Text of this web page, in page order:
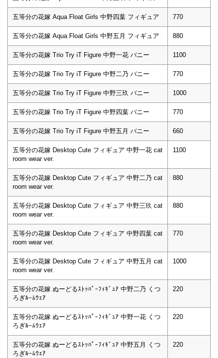
五等分の花嫁 Aqua Float Girls 中野四葉 フィギュア 770
五等分の花嫁 Aqua Float Girls 中野五月 フィギュア 880
五等分の花嫁 Trio Try iT Figure 中野一花 バニー 1100
五等分の花嫁 Trio Try iT Figure 中野二乃 バニー 770
五等分の花嫁 Trio Try iT Figure 中野三玖 バニー 1000
五等分の花嫁 Trio Try iT Figure 中野四葉 バニー 770
五等分の花嫁 Trio Try iT Figure 中野五月 バニー 660
五等分の花嫁 Desktop Cute フィギュア 中野一花 cat
room wear ver.
1100
五等分の花嫁 Desktop Cute フィギュア 中野二乃 cat
room wear ver.
880
五等分の花嫁 Desktop Cute フィギュア 中野三玖 cat
room wear ver.
880
五等分の花嫁 Desktop Cute フィギュア 中野四葉 cat
room wear ver.
770
五等分の花嫁 Desktop Cute フィギュア 中野五月 cat
room wear ver.
1000
五等分の花嫁 ぬーどるｽﾄｯﾊﾟｰﾌｨｷﾞｭｱ 中野二乃 くつ
ろぎﾙｰﾑｳｪｱ
220
五等分の花嫁 ぬーどるｽﾄｯﾊﾟｰﾌｨｷﾞｭｱ 中野一花 くつ
ろぎﾙｰﾑｳｪｱ
220
五等分の花嫁 ぬーどるｽﾄｯﾊﾟｰﾌｨｷﾞｭｱ 中野五月 くつ
ろぎﾙｰﾑｳｪｱ
220